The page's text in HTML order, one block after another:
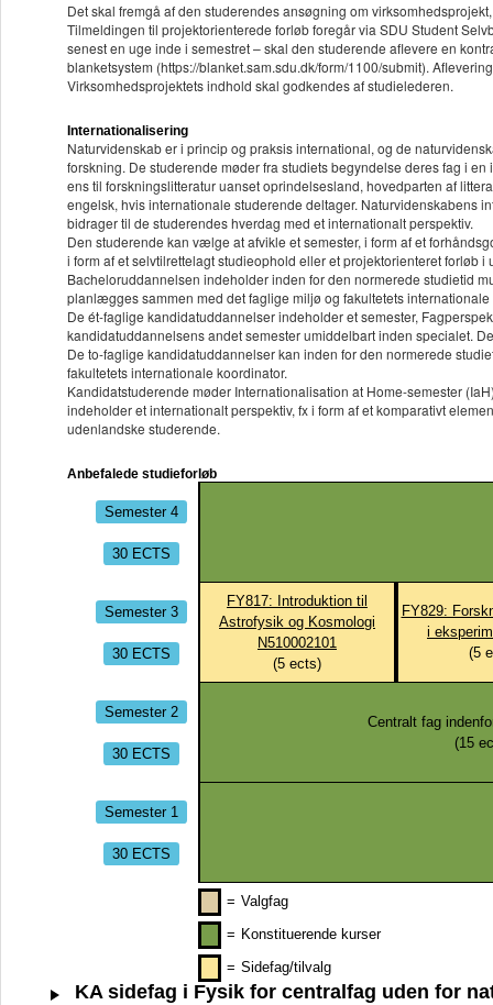
Det skal fremgå af den studerendes ansøgning om
Tilmeldingen til projektorienterede forløb foregår via SDU Student
senest en uge inde i semestret – skal den studerende aflevere en
blanketsystem (https://blanket.sam.sdu.dk/form/1100/submit).
Virksomhedsprojektets indhold skal godkendes af studielederen.
Internationalisering
Naturvidenskab er i princip og praksis international, og de
forskning. De studerende møder fra studiets begyndelse deres fag i
ens til forskningslitteratur uanset oprindelsesland, hovedparten af
engelsk, hvis internationale studerende deltager. Naturvidenskabens
bidrager til de studerendes hverdag med et internationalt perspektiv.
Den studerende kan vælge at afvikle et semester, i form af et
i form af et selvtilrettelagt studieophold eller et projektorienteret forløb i
Bacheloruddannelsen indeholder inden for den normerede studietid
planlægges sammen med det faglige miljø og fakultetets internationale
De ét-faglige kandidatuddannelser indeholder et semester,
kandidatuddannelsens andet semester umiddelbart inden specialet.
De to-faglige kandidatuddannelser kan inden for den normerede
fakultetets internationale koordinator.
Kandidatstuderende møder Internationalisation at Home-semester
indeholder et internationalt perspektiv, fx i form af et komparativt
udenlandske studerende.
Anbefalede studieforløb
Semester 4
30 ECTS
Semester 3
30 ECTS
FY817: Introduktion til
Astrofysik og Kosmologi
N510002101
(5 ects)
FY829:
i
(5
Semester 2
30 ECTS
Centralt fag
(15
Semester 1
30 ECTS
= Valgfag
= Konstituerende kurser
= Sidefag/tilvalg
KA sidefag i Fysik for centralfag uden for